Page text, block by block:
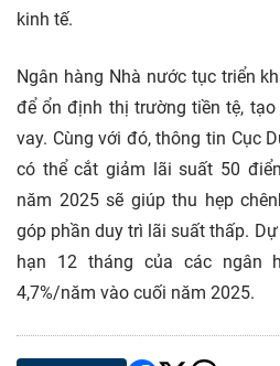
kinh tế.
Ngân hàng Nhà nước tục triển
để ổn định thị trường tiền tệ,
vay. Cùng với đó, thông tin Cục
có thể cắt giảm lãi suất 50
năm 2025 sẽ giúp thu hẹp
góp phần duy trì lãi suất thấp.
hạn 12 tháng của các ngân
4,7%/năm vào cuối năm 2025.